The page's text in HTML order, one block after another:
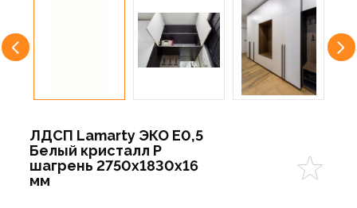
ЛДСП Lamarty ЭКО E0,5
Белый кристалл P
шагрень 2750х1830х16
мм